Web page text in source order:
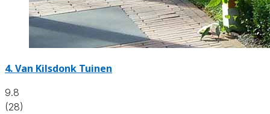
4.Van Kilsdonk Tuinen
9.8
(28)